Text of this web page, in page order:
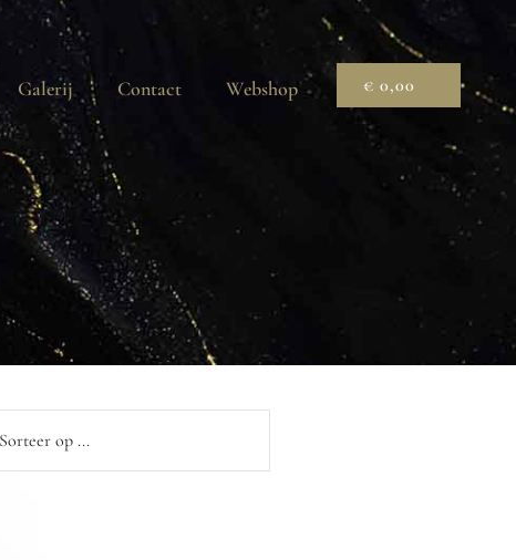
Galerij Contact Webshop € 0,00